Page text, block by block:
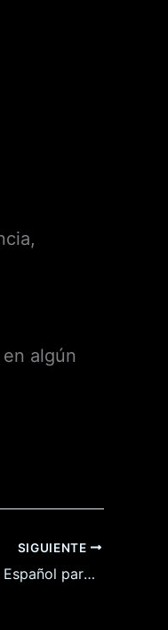
algún
SIGUIENTE
Misión de Espionaje La sirvienta del Noble en Español para Android y Pc